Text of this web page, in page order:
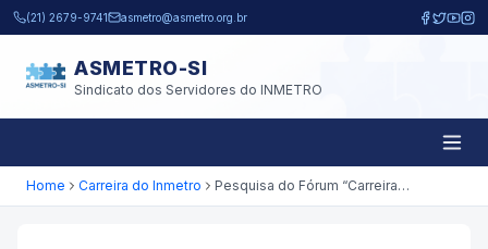
Pular para o conteúdo principal
(21) 2679-9741 asmetro@asmetro.org.br
ASMETRO-SI
Sindicato dos Servidores do INMETRO
Home Carreira do Inmetro Pesquisa do Fórum “Carreira do Inmetro”. Sua participação pode fazer a diferença